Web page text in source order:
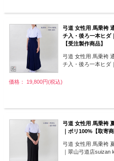
弓道 女性用 馬乗袴
チ入・後ろ一本ヒダ
【受注製作商品】
弓道 女性用 馬乗袴
チ入・後ろ一本ヒダ
価格： 19,800円(税込)
弓道 女性用 馬乗袴
｜ポリ100%【取寄商
弓道 女性用 馬乗袴
｜翠山弓道店suizan